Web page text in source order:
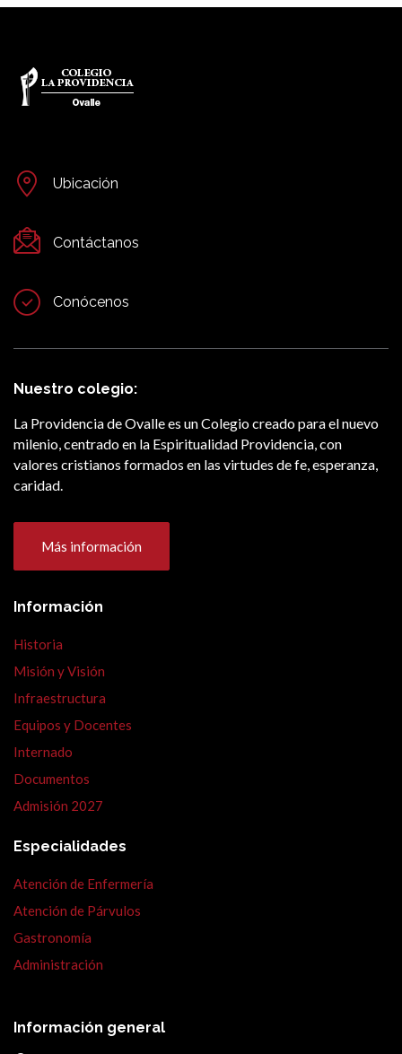
Ubicación
Contáctanos
Conócenos
Nuestro colegio:
La Providencia de Ovalle es un Colegio creado para el nuevo
milenio, centrado en la Espiritualidad Providencia, con
valores cristianos formados en las virtudes de fe, esperanza,
caridad.
Más información
Información
Historia
Misión y Visión
Infraestructura
Equipos y Docentes
Internado
Documentos
Admisión 2027
Especialidades
Atención de Enfermería
Atención de Párvulos
Gastronomía
Administración
Información general